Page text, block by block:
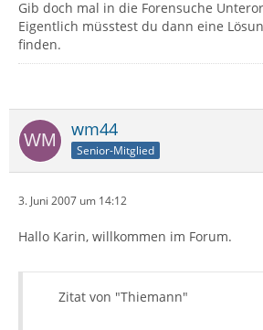
Gib doch mal in die Forensuche
Eigentlich müsstest du dann eine
finden.
wm44
Senior-Mitglied
3. Juni 2007 um 14:12
Hallo Karin, willkommen im Forum.
Zitat von "Thiemann"